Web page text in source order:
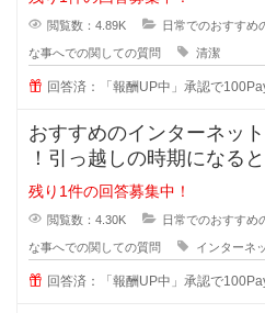
閲覧数：4.89K 日常でのおすすめ
な事へでの関しての質問 清潔
回答済：「報酬UP中」承認で
おすすめのインターネッ
！引っ越しの時期になる
えようかなと思いますよね
残り1件の回答募集中！
閲覧数：4.30K 日常でのおすすめ
な事へでの関しての質問 インターネ
回答済：「報酬UP中」承認で